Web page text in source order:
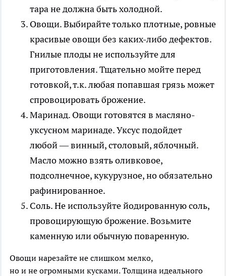
тара не должна быть холодной.
Овощи. Выбирайте только плотные, ровные
красивые овощи без каких-либо дефектов.
Гнилые плоды не используйте для
приготовления. Тщательно мойте перед
готовкой, т.к. любая попавшая грязь может
спровоцировать брожение.
Маринад. Овощи готовятся в масляно-
уксусном маринаде. Уксус подойдет
любой — винный, столовый, яблочный.
Масло можно взять оливковое,
подсолнечное, кукурузное, но обязательно
рафинированное.
Соль. Не используйте йодированную соль,
провоцирующую брожение. Возьмите
каменную или обычную поваренную.
Овощи нарезайте не слишком мелко,
но и не огромными кусками. Толщина идеального